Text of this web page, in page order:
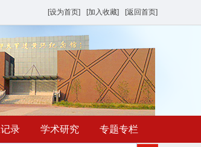
[设为首页] [加入收藏] [返回首页]
录 学术研究 专题专栏